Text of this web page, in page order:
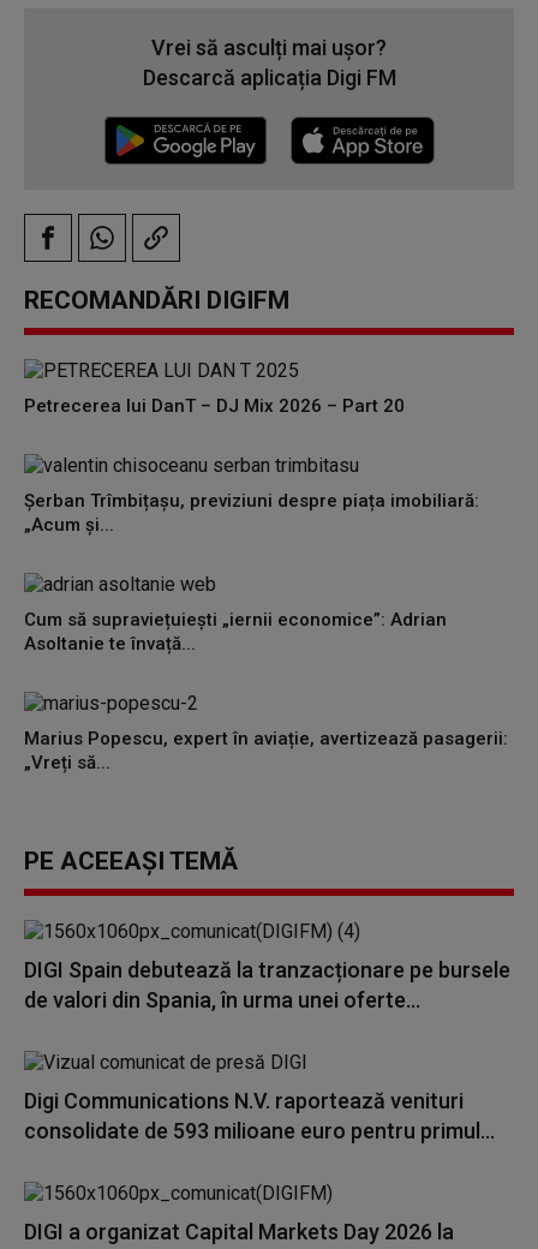
Vrei să asculți mai ușor?
Descarcă aplicația Digi FM
RECOMANDĂRI DIGIFM
Petrecerea lui DanT – DJ Mix 2026 – Part 20
Șerban Trîmbițașu, previziuni despre piața imobiliară:
„Acum și...
Cum să supraviețuiești „iernii economice”: Adrian
Asoltanie te învață...
Marius Popescu, expert în aviație, avertizează pasagerii:
„Vreți să...
PE ACEEAȘI TEMĂ
DIGI Spain debutează la tranzacționare pe bursele
de valori din Spania, în urma unei oferte...
Digi Communications N.V. raportează venituri
consolidate de 593 milioane euro pentru primul...
DIGI a organizat Capital Markets Day 2026 la